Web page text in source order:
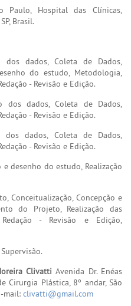
Paulo, Hospital das Clínicas,
Brasil.
dos dados, Coleta de Dados,
do estudo, Metodologia,
- Revisão e Edição.
dados, Coleta de Dados,
- Revisão e Edição.
dos dados, Coleta de Dados,
- Revisão e Edição.
e desenho do estudo, Realização
Conceitualização, Concepção e
do Projeto, Realização das
- Revisão e Edição,
Clivatti Avenida Dr. Enéas
Cirurgia Plástica, 8º andar, São
mail: clivatti@gmail.com